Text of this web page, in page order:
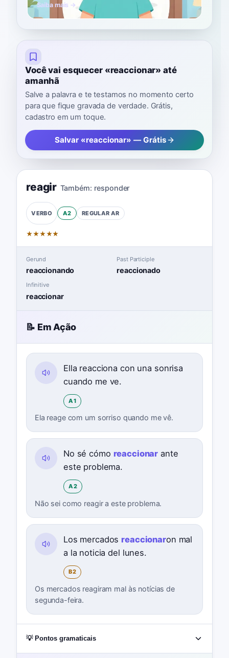
Saiba mais →
Você vai esquecer «reaccionar» até
amanhã
Salve a palavra e te testamos no momento certo
para que fique gravada de verdade. Grátis,
cadastro em um toque.
Salvar «reaccionar» — Grátis
reagir Também: responder
VERBO A2 REGULAR AR
★★★★★
Gerund
reaccionando
Past Participle
reaccionado
Infinitive
reaccionar
📝 Em Ação
Ella reacciona con una sonrisa
cuando me ve.
A1
Ela reage com um sorriso quando me vê.
No sé cómo reaccionar ante
este problema.
A2
Não sei como reagir a este problema.
Los mercados reaccionaron mal
a la noticia del lunes.
B2
Os mercados reagiram mal às notícias de
segunda-feira.
💡 Pontos gramaticais